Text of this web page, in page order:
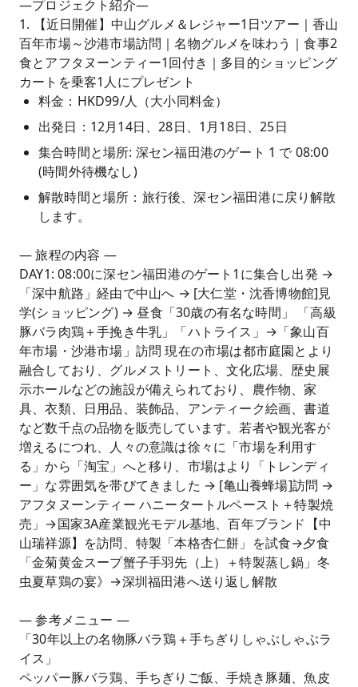
―プロジェクト紹介―
1. 【近日開催】中山グルメ＆レジャー1日ツアー｜香山
百年市場～沙港市場訪問｜名物グルメを味わう｜食事2
食とアフタヌーンティー1回付き｜多目的ショッピング
カートを乗客1人にプレゼント
料金：HKD99/人（大小同料金）
出発日：12月14日、28日、1月18日、25日
集合時間と場所: 深セン福田港のゲート 1 で 08:00
(時間外待機なし)
解散時間と場所：旅行後、深セン福田港に戻り解散
します。
— 旅程の内容 —
DAY1: 08:00に深セン福田港のゲート1に集合し出発 →
「深中航路」経由で中山へ → [大仁堂・沈香博物館]見
学(ショッピング) → 昼食「30歳の有名な時間」 「高級
豚バラ肉鶏＋手挽き牛乳」「ハトライス」→「象山百
年市場・沙港市場」訪問 現在の市場は都市庭園とより
融合しており、グルメストリート、文化広場、歴史展
示ホールなどの施設が備えられており、農作物、家
具、衣類、日用品、装飾品、アンティーク絵画、書道
など数千点の品物を販売しています。若者や観光客が
増えるにつれ、人々の意識は徐々に「市場を利用す
る」から「淘宝」へと移り、市場はより「トレンディ
ー」な雰囲気を帯びてきました → [亀山養蜂場]訪問 →
アフタヌーンティー ハニータートルペースト＋特製焼
売」→国家3A産業観光モデル基地、百年ブランド【中
山瑞祥源】を訪問、特製「本格杏仁餅」を試食→夕食
「金菊黄金スープ蟹子手羽先（上）＋特製蒸し鍋」冬
虫夏草鶏の宴》→深圳福田港へ送り返し解散
— 参考メニュー —
「30年以上の名物豚バラ鶏＋手ちぎりしゃぶしゃぶラ
イス」
ペッパー豚バラ鶏、手ちぎりご飯、手焼き豚麺、魚皮